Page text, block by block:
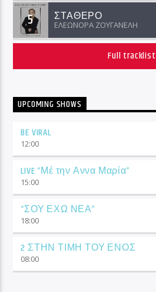
5 ΣΤΑΘΕΡΟ
ΕΛΕΩΝΟΡΑ ΖΟΥΓΑΝΕΛΗ
Full tracklist
UPCOMING SHOWS
BE VIRAL
12:00
LIVE “Μέ την Αννα Μαρία”
15:00
“ΣΟΥ ΕΧΩ ΝΕΑ”
18:00
2 ΣΤΗΝ ΤΙΜΗ ΤΟΥ ΕΝΟΣ
08:00